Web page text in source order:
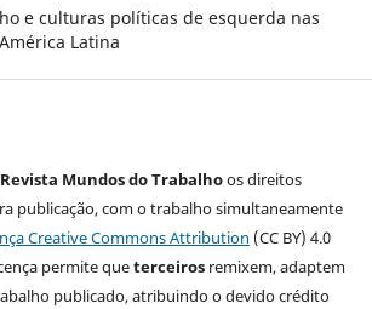
e culturas políticas de esquerda nas
Latina
Revista Mundos do Trabalhoos direitos
publicação, com o trabalho simultaneamente
Creative Commons Attribution (CC BY) 4.0
permite queterceirosremixem, adaptem
publicado, atribuindo o devido crédito